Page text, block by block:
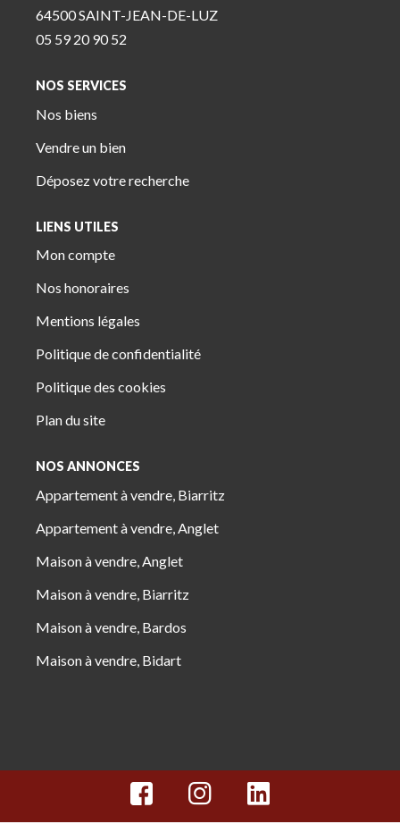
64500 SAINT-JEAN-DE-LUZ
05 59 20 90 52
NOS SERVICES
Nos biens
Vendre un bien
Déposez votre recherche
LIENS UTILES
Mon compte
Nos honoraires
Mentions légales
Politique de confidentialité
Politique des cookies
Plan du site
NOS ANNONCES
Appartement à vendre, Biarritz
Appartement à vendre, Anglet
Maison à vendre, Anglet
Maison à vendre, Biarritz
Maison à vendre, Bardos
Maison à vendre, Bidart